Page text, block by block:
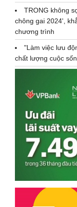
TRONG không
chông gai 2024',
chương trình
"Làm việc lưu
chất lượng cuộc